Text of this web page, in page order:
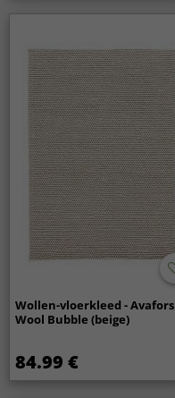
Wollen-vloerkleed - Avafors
Wool Bubble (beige)
84.99 €